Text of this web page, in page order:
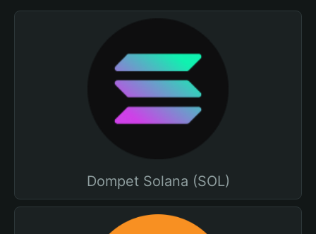
Dompet Solana (SOL)